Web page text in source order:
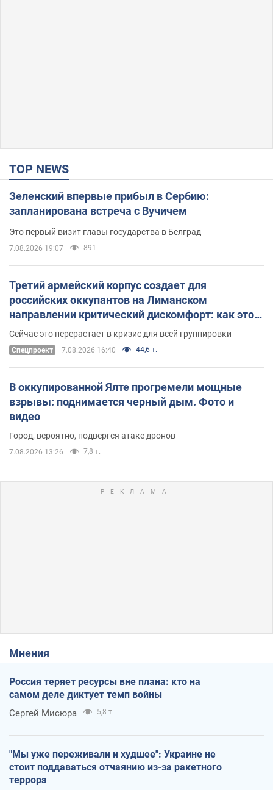
TOP NEWS
Зеленский впервые прибыл в Сербию:
запланирована встреча с Вучичем
Это первый визит главы государства в Белград
7.08.2026 19:07 891
Третий армейский корпус создает для
российских оккупантов на Лиманском
направлении критический дискомфорт: как это
удалось
Сейчас это перерастает в кризис для всей группировки
Спецпроект 7.08.2026 16:40 44,6 т.
В оккупированной Ялте прогремели мощные
взрывы: поднимается черный дым. Фото и
видео
Город, вероятно, подвергся атаке дронов
7.08.2026 13:26 7,8 т.
Мнения
Россия теряет ресурсы вне плана: кто на
самом деле диктует темп войны
Сергей Мисюра 5,8 т.
"Мы уже переживали и худшее": Украине не
стоит поддаваться отчаянию из-за ракетного
террора